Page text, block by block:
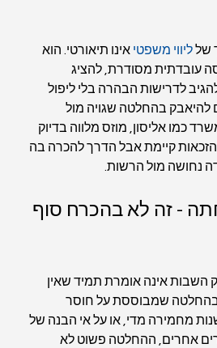
של ליווי משפטי אינו תיאורטי. הוא
עובדתית מסודרת, להציג
לדרישות הבהרה בלי ליפול
להיאבק בהחלטה שגויה מול
כמו אליסון, מוזס מלווה בדיוק
קיימת אבל הדרך להכרה בה
נחושה מול הרשות.
- זה לא בהכרח סוף
השבות אינה אומרת תמיד שאין
בהחלטה שמבוססת על חוסר
מחמירה מדי, או על אי הבנה של
אחרים, ההחלטה פשוט לא